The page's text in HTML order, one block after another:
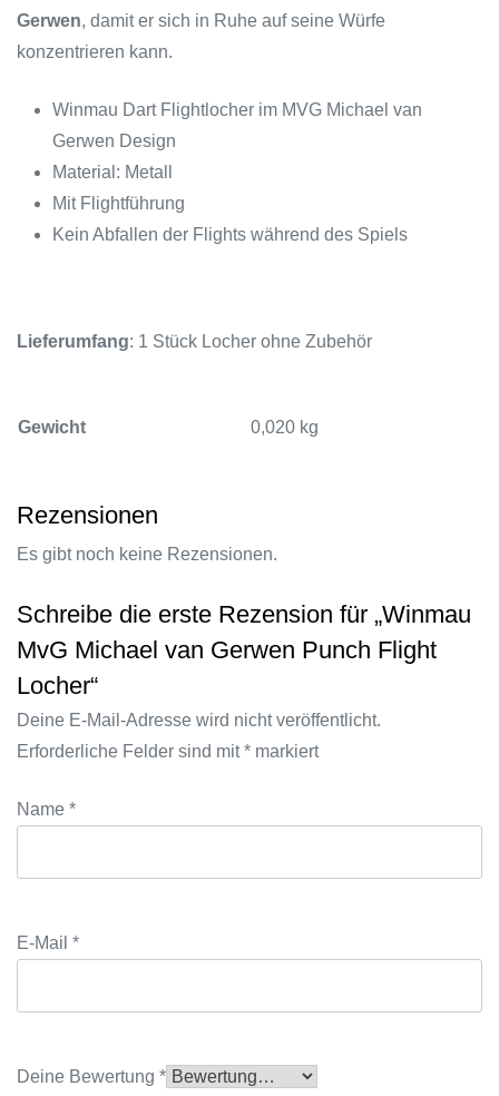
Gerwen, damit er sich in Ruhe auf seine Würfe
konzentrieren kann.
Winmau Dart Flightlocher im MVG Michael van
Gerwen Design
Material: Metall
Mit Flightführung
Kein Abfallen der Flights während des Spiels
Lieferumfang: 1 Stück Locher ohne Zubehör
Gewicht 0,020 kg
Rezensionen
Es gibt noch keine Rezensionen.
Schreibe die erste Rezension für „Winmau
MvG Michael van Gerwen Punch Flight
Locher“
Deine E-Mail-Adresse wird nicht veröffentlicht.
Erforderliche Felder sind mit* markiert
Name *
E-Mail *
Deine Bewertung *